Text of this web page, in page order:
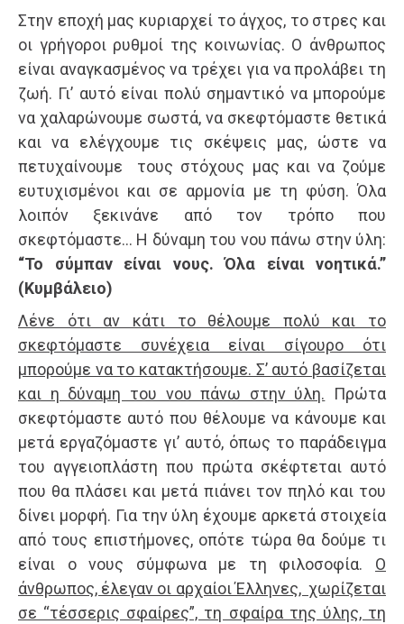
Στην εποχή μας κυριαρχεί το άγχος, το στρες και
οι γρήγοροι ρυθμοί της κοινωνίας. Ο άνθρωπος
είναι αναγκασμένος να τρέχει για να προλάβει τη
ζωή. Γι’ αυτό είναι πολύ σημαντικό να μπορούμε
να χαλαρώνουμε σωστά, να σκεφτόμαστε θετικά
και να ελέγχουμε τις σκέψεις μας, ώστε να
πετυχαίνουμε τους στόχους μας και να ζούμε
ευτυχισμένοι και σε αρμονία με τη φύση. Όλα
λοιπόν ξεκινάνε από τον τρόπο που
σκεφτόμαστε… Η δύναμη του νου πάνω στην ύλη:
“Το σύμπαν είναι νους. Όλα είναι νοητικά.”
(Κυμβάλειο)
Λένε ότι αν κάτι το θέλουμε πολύ και το
σκεφτόμαστε συνέχεια είναι σίγουρο ότι
μπορούμε να το κατακτήσουμε. Σ’ αυτό βασίζεται
και η δύναμη του νου πάνω στην ύλη. Πρώτα
σκεφτόμαστε αυτό που θέλουμε να κάνουμε και
μετά εργαζόμαστε γι’ αυτό, όπως το παράδειγμα
του αγγειοπλάστη που πρώτα σκέφτεται αυτό
που θα πλάσει και μετά πιάνει τον πηλό και του
δίνει μορφή. Για την ύλη έχουμε αρκετά στοιχεία
από τους επιστήμονες, οπότε τώρα θα δούμε τι
είναι ο νους σύμφωνα με τη φιλοσοφία. Ο
άνθρωπος, έλεγαν οι αρχαίοι Έλληνες, χωρίζεται
σε “τέσσερις σφαίρες”, τη σφαίρα της ύλης, τη